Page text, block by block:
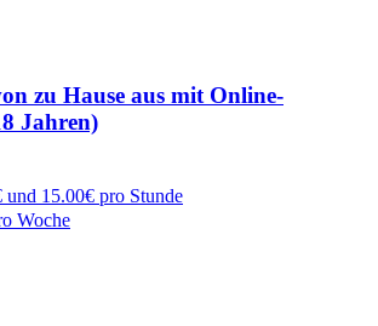
zu Hause aus mit Online-
Jahren)
und 15.00€ pro Stunde
Woche